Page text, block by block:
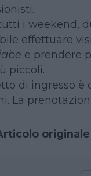
i weekend,
effettuare
e prendere
piccoli.
di ingresso è
La